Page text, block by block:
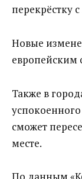
перекрёстку
Новые
европейским
Также в
сможет
месте.